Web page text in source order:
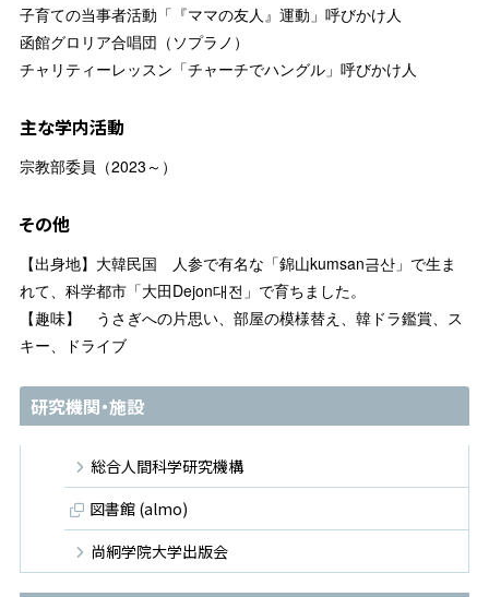
子育ての当事者活動「『ママの友人』運動」呼びかけ人
函館グロリア合唱団（ソプラノ）
チャリティーレッスン「チャーチでハングル」呼びかけ人
主な学内活動
宗教部委員（2023～）
その他
【出身地】大韓民国 人参で有名な「錦山kumsan금산」で生ま
れて、科学都市「大田Dejon대전」で育ちました。
【趣味】 うさぎへの片思い、部屋の模様替え、韓ドラ鑑賞、ス
キー、ドライブ
研究機関・施設
総合人間科学研究機構
図書館 (almo)
尚絅学院大学出版会